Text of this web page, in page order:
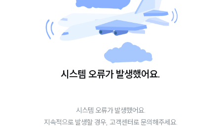
시스템 오류가 발생했어요.
시스템 오류가 발생했어요.
지속적으로 발생할 경우, 고객센터로 문의해주세요.